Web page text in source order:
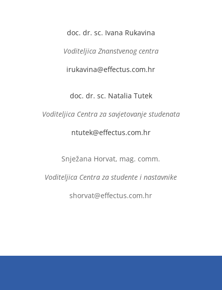
doc. dr. sc. Ivana Rukavina
Voditeljica Znanstvenog centra
irukavina@effectus.com.hr
doc. dr. sc. Natalia Tutek
Voditeljica Centra za savjetovanje studenata
ntutek@effectus.com.hr
Snježana Horvat, mag. comm.
Voditeljica Centra za studente i nastavnike
shorvat@effectus.com.hr